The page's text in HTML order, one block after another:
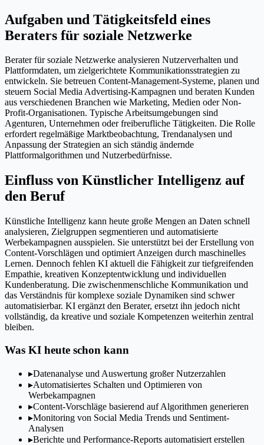
Aufgaben und Tätigkeitsfeld eines
Beraters für soziale Netzwerke
Berater für soziale Netzwerke analysieren Nutzerverhalten und
Plattformdaten, um zielgerichtete Kommunikationsstrategien zu
entwickeln. Sie betreuen Content-Management-Systeme, planen und
steuern Social Media Advertising-Kampagnen und beraten Kunden
aus verschiedenen Branchen wie Marketing, Medien oder Non-
Profit-Organisationen. Typische Arbeitsumgebungen sind
Agenturen, Unternehmen oder freiberufliche Tätigkeiten. Die Rolle
erfordert regelmäßige Marktbeobachtung, Trendanalysen und
Anpassung der Strategien an sich ständig ändernde
Plattformalgorithmen und Nutzerbedürfnisse.
Einfluss von Künstlicher Intelligenz auf
den Beruf
Künstliche Intelligenz kann heute große Mengen an Daten schnell
analysieren, Zielgruppen segmentieren und automatisierte
Werbekampagnen ausspielen. Sie unterstützt bei der Erstellung von
Content-Vorschlägen und optimiert Anzeigen durch maschinelles
Lernen. Dennoch fehlen KI aktuell die Fähigkeit zur tiefgreifenden
Empathie, kreativen Konzeptentwicklung und individuellen
Kundenberatung. Die zwischenmenschliche Kommunikation und
das Verständnis für komplexe soziale Dynamiken sind schwer
automatisierbar. KI ergänzt den Berater, ersetzt ihn jedoch nicht
vollständig, da kreative und soziale Kompetenzen weiterhin zentral
bleiben.
Was KI heute schon kann
▸Datenanalyse und Auswertung großer Nutzerzahlen
▸Automatisiertes Schalten und Optimieren von
Werbekampagnen
▸Content-Vorschläge basierend auf Algorithmen generieren
▸Monitoring von Social Media Trends und Sentiment-
Analysen
▸Berichte und Performance-Reports automatisiert erstellen